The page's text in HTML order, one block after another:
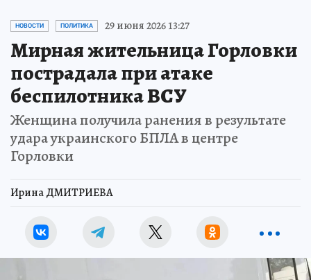
НОВОСТИ ПОЛИТИКА 29 июня 2026 13:27
Мирная жительница Горловки
пострадала при атаке
беспилотника ВСУ
Женщина получила ранения в результате
удара украинского БПЛА в центре
Горловки
Ирина ДМИТРИЕВА